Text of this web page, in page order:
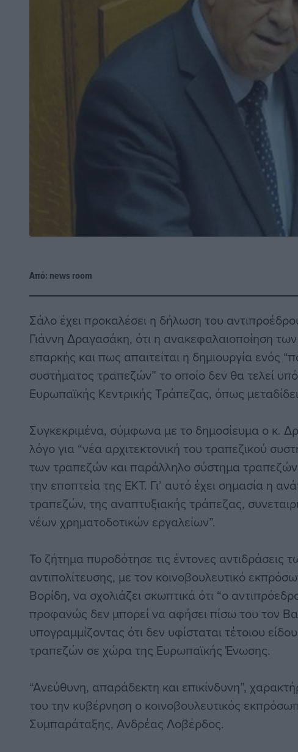
Από: news room
Σάλο έχει προκαλέσει η δήλωση του
Γιάννη Δραγασάκη, ότι η ανακεφαλαιοποίηση
επαρκής και πως απαιτείται η δημιουργία ενός
συστήματος τραπεζών” το οποίο δεν θα τελεί
Ευρωπαϊκής Κεντρικής Τράπεζας, όπως
Συγκεκριμένα, σύμφωνα με το δημοσίευμα ο κ.
λόγο για “νέα αρχιτεκτονική του τραπεζικού
των τραπεζών και παράλληλο σύστημα
την εποπτεία της ΕΚΤ. Γι’ αυτό έχει σημασία η
τραπεζών, της αναπτυξιακής τράπεζας,
νέων χρηματοδοτικών εργαλείων”.
Το ζήτημα πυροδότησε τις έντονες αντιδράσεις
αντιπολίτευσης, με τον κοινοβουλευτικό
Βορίδη, να σχολιάζει σκωπτικά ότι “ο
προφανώς δεν μπορεί να αφήσει πίσω του τον
υπογραμμίζοντας ότι δεν υφίσταται τέτοιου
τραπεζών σε χώρα της Ευρωπαϊκής Ένωσης.
“Ανεύθυνη, απαράδεκτη και επικίνδυνη”,
του την κυβέρνηση ο κοινοβουλευτικός
Συμπαράταξης, Ανδρέας Λοβέρδος.